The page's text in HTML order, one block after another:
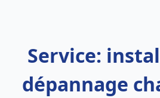
Service:
dépannage